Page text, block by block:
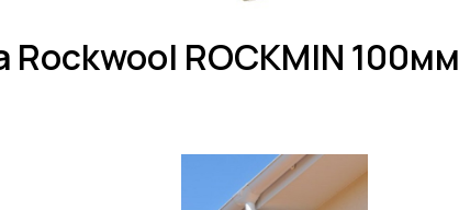
Rockwool ROCKMIN 100мм